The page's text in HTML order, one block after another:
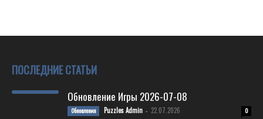
ПОСЛЕДНИЕ СТАТЬИ
Обновление Игры 2026-07-08
Обновления Puzzles Admin - 22.07.2026 0